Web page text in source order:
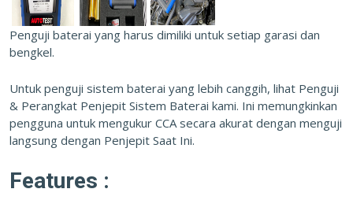
Penguji baterai yang harus dimiliki untuk setiap garasi dan
bengkel.
Untuk penguji sistem baterai yang lebih canggih, lihat Penguji
& Perangkat Penjepit Sistem Baterai kami. Ini memungkinkan
pengguna untuk mengukur CCA secara akurat dengan menguji
langsung dengan Penjepit Saat Ini.
Features :